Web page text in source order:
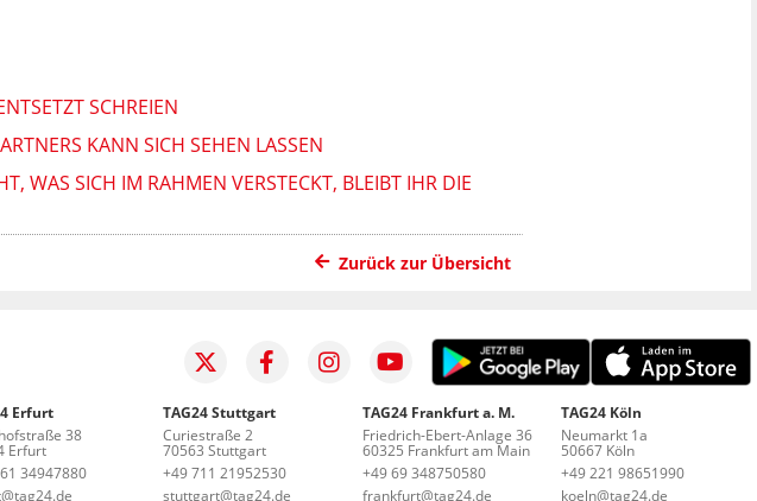
SCHREIEN
KANN SICH SEHEN LASSEN
WAS SICH IM RAHMEN VERSTECKT, BLEIBT IHR DIE
Zurück zur Übersicht
Erfurt
38
Erfurt
34947880
TAG24 Stuttgart
Curiestraße 2
70563 Stuttgart
+49 711 21952530
stuttgart@tag24.de
TAG24 Frankfurt a. M.
Friedrich-Ebert-Anlage 36
60325 Frankfurt am Main
+49 69 348750580
frankfurt@tag24.de
TAG24 Köln
Neumarkt 1a
50667 Köln
+49 221 98651990
koeln@tag24.de